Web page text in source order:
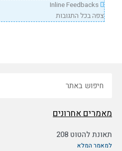
צפה בכל התגובות
מאמרים אחרונים
תאונת להטוט 208
למאמר המלא